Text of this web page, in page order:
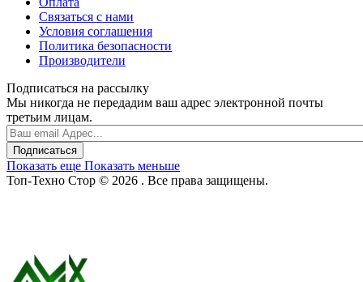
Связаться с нами
Условия соглашения
Политика безопасности
Производители
Подписаться на рассылку
Мы никогда не передадим ваш адрес электронной почты
третьим лицам.
Подписаться
Показать еще Показать меньше
Топ-Техно Стор © 2026 . Все права защищены.